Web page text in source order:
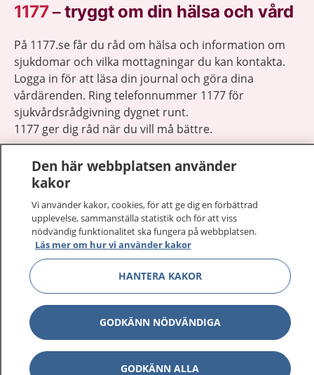
1177–tryggt om din hälsa och vård
På 1177.se får du råd om hälsa och information om
sjukdomar och vilka mottagningar du kan kontakta.
Logga in för att läsa din journal och göra dina
vårdärenden. Ring telefonnummer 1177 för
sjukvårdsrådgivning dygnet runt.
1177 ger dig råd när du vill må bättre.
1177 på flera språk
Om 1177
Kontakt Visa
Behandling av personuppgifter
Den här webbplatsen använder
kakor
Vi använder kakor, cookies, för att ge dig en förbättrad
upplevelse, sammanställa statistik och för att viss
nödvändig funktionalitet ska fungera på webbplatsen.
Läs mer om hur vi använder kakor
HANTERA KAKOR
GODKÄNN NÖDVÄNDIGA
GODKÄNN ALLA